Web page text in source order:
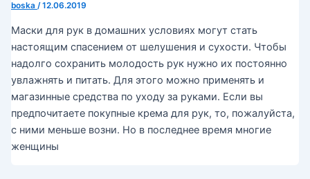
boska /12.06.2019
Маски для рук в домашних условиях могут стать
настоящим спасением от шелушения и сухости. Чтобы
надолго сохранить молодость рук нужно их постоянно
увлажнять и питать. Для этого можно применять и
магазинные средства по уходу за руками. Если вы
предпочитаете покупные крема для рук, то, пожалуйста,
с ними меньше возни. Но в последнее время многие
женщины